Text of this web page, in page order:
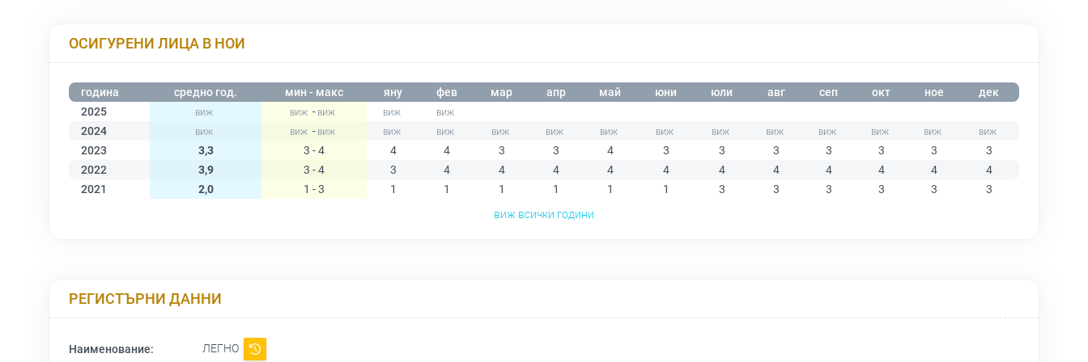
ОСИГУРЕНИ ЛИЦА В НОИ
година средно год. мин - макс яну фев мар апр май юни юли авг сеп окт ное
дек
2025
-
2024
-
2023
3,3 3 - 4 4 4 3 3 4 3 3 3 3 3 3
3
2022
3,9 3 - 4 3 4 4 4 4 4 4 4 4 4 4
4
2021
2,0 1 - 3 1 1 1 1 1 1 3 3 3 3 3
3
виж всички години
РЕГИСТЪРНИ ДАННИ
Наименование: ЛЕГНО